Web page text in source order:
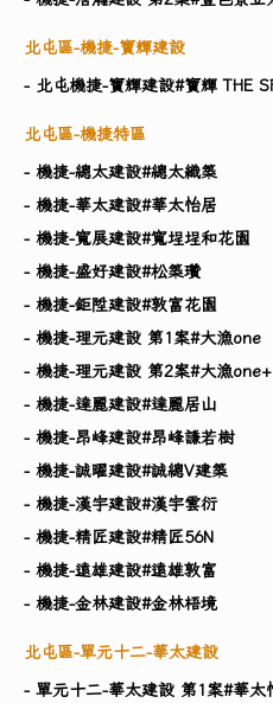
北屯區-機捷-寶輝建設
- 北屯機捷-寶輝建設#寶輝 THE
北屯區-機捷特區
- 機捷-總太建設#總太織築
- 機捷-華太建設#華太怡居
- 機捷-寬展建設#寬埕埕和花園
- 機捷-盛好建設#松築瓚
- 機捷-鉅陞建設#敦富花園
- 機捷-理元建設 第1案#大漁one
- 機捷-理元建設 第2案#大漁one+
- 機捷-達麗建設#達麗居山
- 機捷-昂峰建設#昂峰謙若樹
- 機捷-誠曜建設#誠總V建築
- 機捷-漢宇建設#漢宇雲衍
- 機捷-精匠建設#精匠56N
- 機捷-遠雄建設#遠雄敦富
- 機捷-金林建設#金林梧境
北屯區-單元十二-華太建設
- 單元十二-華太建設 第1案#華太